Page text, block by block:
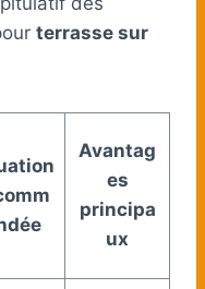
terrasse sur
Avantag
es
principa
ux